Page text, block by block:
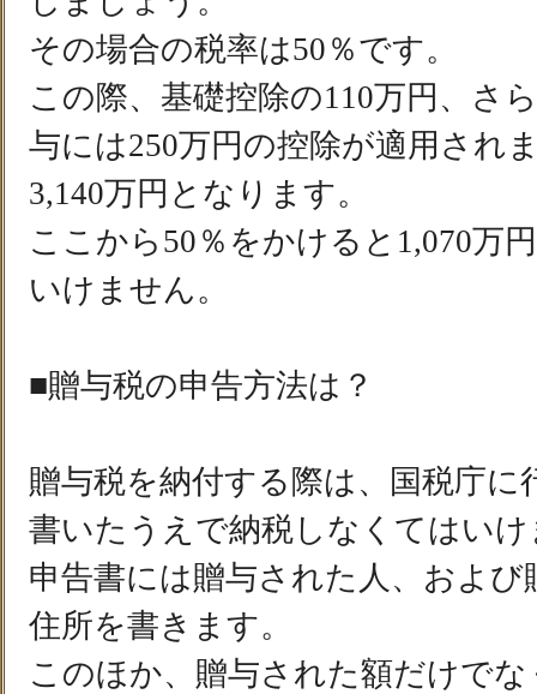
その場合の税率は50％です。
この際、基礎控除の110万円、さ
与には250万円の控除が適用され
3,140万円となります。
ここから50％をかけると1,070万
いけません。
■贈与税の申告方法は？
贈与税を納付する際は、国税庁に
書いたうえで納税しなくてはい
申告書には贈与された人、およ
住所を書きます。
このほか、贈与された額だけで